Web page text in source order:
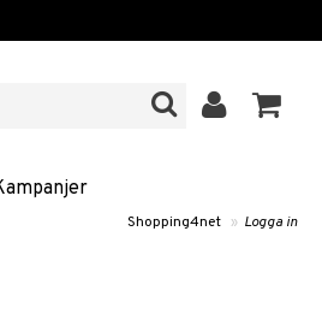
Shopping4net » Logga in